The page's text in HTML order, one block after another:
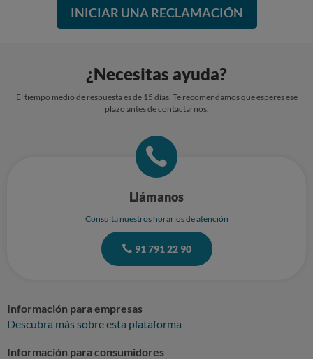
INICIAR UNA RECLAMACIÓN
¿Necesitas ayuda?
El tiempo medio de respuesta es de 15 días. Te recomendamos que esperes ese
plazo antes de contactarnos.
Llámanos
Consulta nuestros horarios de atención
91 791 22 90
Información para empresas
Descubra más sobre esta plataforma
Información para consumidores